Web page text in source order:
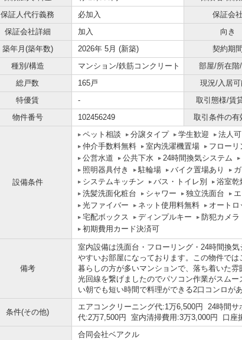
保証人代行義務
必加入
保証会
保証会社詳細
加入
向き
築年月(築年数)
2026年 5月 (新築)
契約期
種別/構造
マンション/鉄筋コンクリート
部屋/所在階
総戸数
165戸
現況/入居
特優賃
-
取引態様/賃
物件番号
102456249 取引条件の有
設備条件
ペット相談 分譲タイプ 学生歓迎
法人可
仲介手数料無料
室内洗濯機置場
フローリ
公営水道
公共下水
24時間換気システム
照明器具付き
駐輪場 バイク置場あり
システムキッチン
バス・トイレ別
浴室乾
洗髪洗面化粧台
シャワー 独立洗面台
光ファイバー
ネット使用料無料
オートロ
宅配ボックス
ディンプルキー
防犯カメラ
初期費用カード決済可
備考
室内設備は洗面台・フローリング・24時間換
やすいお部屋になっております。この物件で
暮らしの方が多いマンションで、落ち着いた
光回線を繋げましたのでパソコン作業がスム
い朝でも短い時間で料理ができる2口コンロが
条件(その他)
エアコンクリーニング代:1万6,500円 24時間
代:2万7,500円 室内清掃費用:3万3,000円 口座
合同会社ベアクル